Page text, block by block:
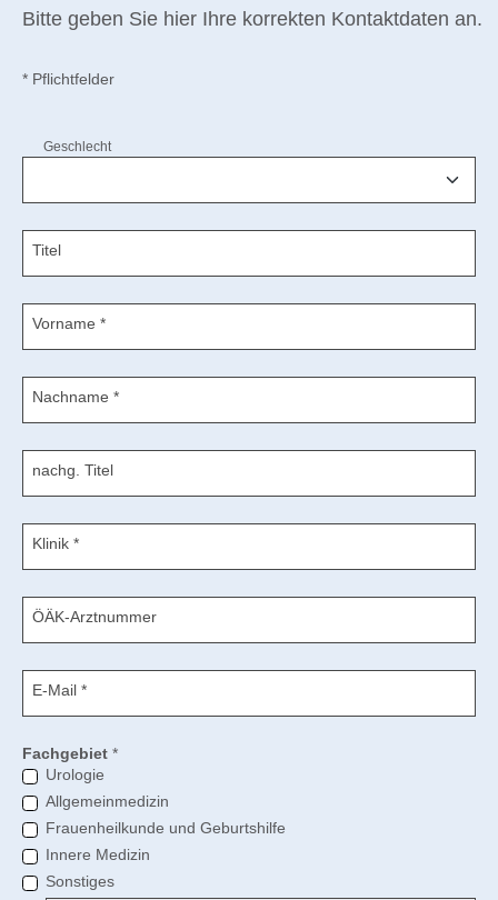
Bitte geben Sie hier Ihre korrekten Kontaktdaten an.
* Pflichtfelder
Geschlecht
Titel
Vorname *
Nachname *
nachg. Titel
Klinik *
ÖÄK-Arztnummer
E-Mail *
Fachgebiet *
Urologie
Allgemeinmedizin
Frauenheilkunde und Geburtshilfe
Innere Medizin
Sonstiges